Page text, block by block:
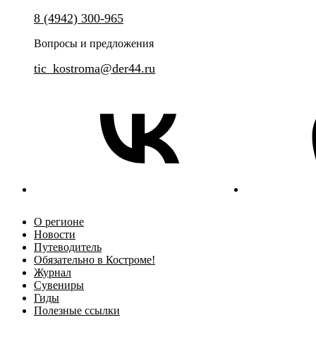
8 (4942) 300-965
Вопросы и предложения
tic_kostroma@der44.ru
О регионе
Новости
Путеводитель
Обязательно в Костроме!
Журнал
Сувениры
Гиды
Полезные ссылки